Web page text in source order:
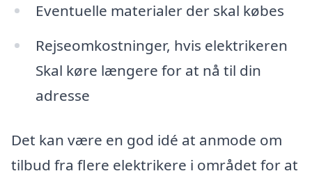
Eventuelle materialer der skal købes
Rejseomkostninger, hvis elektrikeren
Skal køre længere for at nå til din
adresse
Det kan være en god idé at anmode om
tilbud fra flere elektrikere i området for at